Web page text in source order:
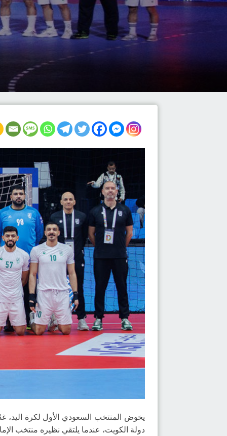
دولة الكويت، عندما يلتقي نظيره منتخب